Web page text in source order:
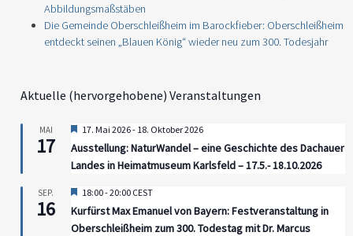
Paul Eschbach –
Foto und Video mit
der fliegenden
Verlag
fliegende Kamera,Foto und Video,
Kenntnisnachweis,mitp Verlag,
Multicopter,Selbststudium
Paul Eschbach –
Schleißheim der
älteste Flugplatz in
Nord-Route & Ost-
Schlagwörter:
Heidelandschaft,historische
Flugplatzwanderung,Luftfahrt,
Route
Schleißheim Wanderführer
Abbildungsmaßstäben
Die Gemeinde Oberschleißheim im Barockfieber: Oberschleißheim
entdeckt seinen „Blauen König“ wieder neu zum 300. Todesjahr
Aktuelle (hervorgehobene) Veranstaltungen
MAI
17
Hervorgehoben
17. Mai 2026- 18. Oktober 2026
Ausstellung: NaturWandel – eine Geschichte des Dachauer
Landes in Heimatmuseum Karlsfeld – 17.5.- 18.10.2026
SEP.
16
Hervorgehoben
18:00-20:00 CEST
Kurfürst Max Emanuel von Bayern: Festveranstaltung in
Oberschleißheim zum 300. Todestag mit Dr. Marcus